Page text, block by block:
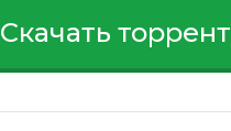
Скачать торрент